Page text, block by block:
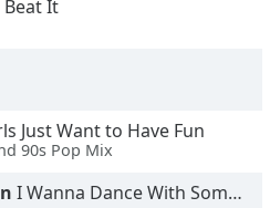
Beat It
Just Want to Have Fun
90s Pop Mix
I Wanna Dance With Somebody